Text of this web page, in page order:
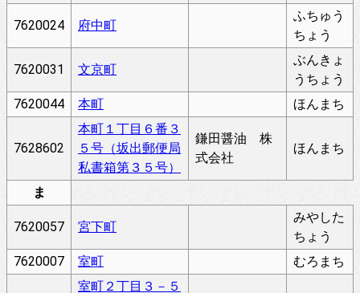
7620024 府中町
ふちゅう
ちょう
7620031 文京町
ぶんきょ
うちょう
7620044
本町 ほんまち
7628602
本町１丁目６番３
５号（坂出郵便局
私書箱第３５号）
鎌田醤油 株
式会社
ほんまち
ま
7620057 宮下町
みやした
ちょう
7620007
室町 むろまち
室町２丁目３－５